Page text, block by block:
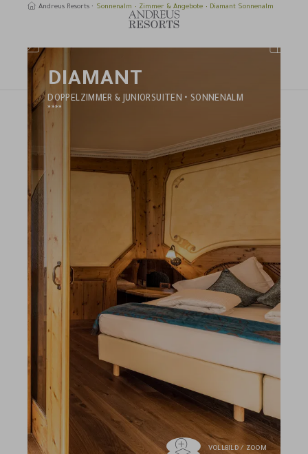
Andreus Resorts Sonnenalm Zimmer & Angebote Diamant Sonnenalm
DIAMANT
DOPPELZIMMER & JUNIORSUITEN • SONNENALM
****
VOLLBILD / ZOOM